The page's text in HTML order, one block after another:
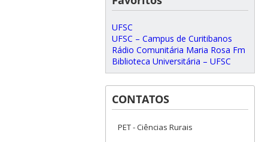
UFSC
UFSC – Campus de Curitibanos
Rádio Comunitária Maria Rosa Fm
Biblioteca Universitária – UFSC
CONTATOS
PET - Ciências Rurais